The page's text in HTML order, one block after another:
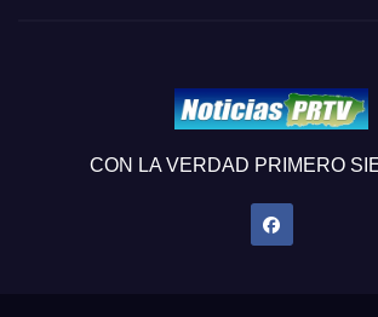
CON LA VERDAD PRIMERO